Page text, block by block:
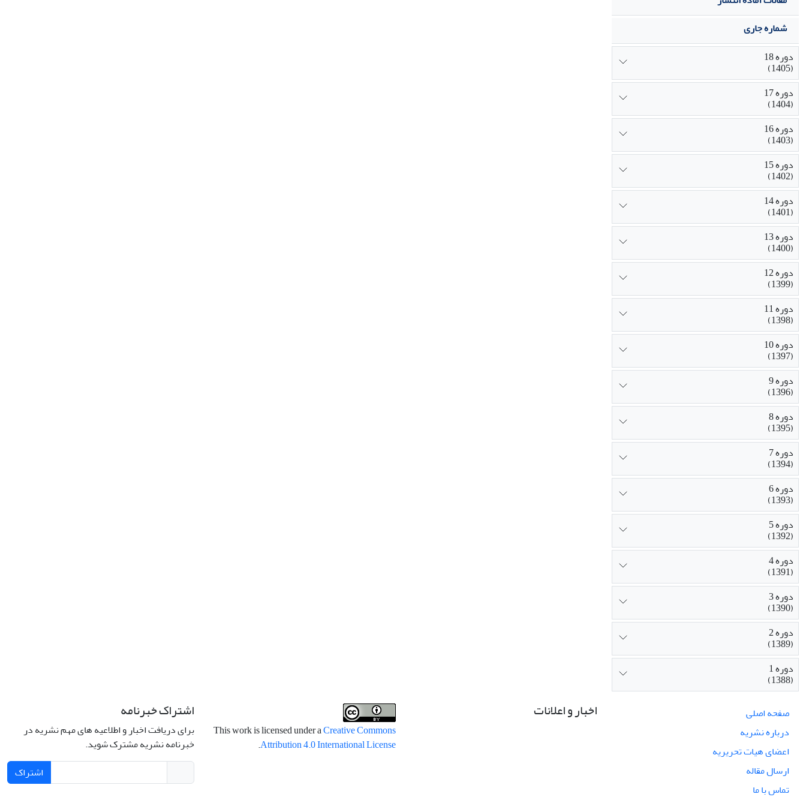
شماره جاری
دوره 18
(1405)
دوره 17
(1404)
دوره 16
(1403)
دوره 15
(1402)
دوره 14
(1401)
دوره 13
(1400)
دوره 12
(1399)
دوره 11
(1398)
دوره 10
(1397)
دوره 9
(1396)
دوره 8
(1395)
دوره 7
(1394)
دوره 6
(1393)
دوره 5
(1392)
دوره 4
(1391)
دوره 3
(1390)
دوره 2
(1389)
دوره 1
(1388)
صفحه اصلی
درباره نشریه
اعضای هیات تحریریه
ارسال مقاله
تماس با ما
اخبار و اعلانات
This work is licensed under aCreative Commons
Attribution 4.0 International License
.
اشتراک خبرنامه
برای دریافت اخبار و اطلاعیه های مهم نشریه در
خبرنامه نشریه مشترک شوید.
اشتراک